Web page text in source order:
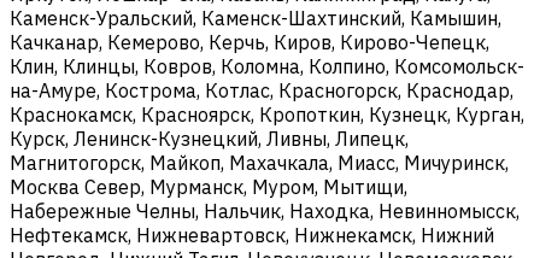
Каменск-Уральский, Каменск-Шахтинский, Камышин,
Качканар, Кемерово, Керчь, Киров, Кирово-Чепецк,
Клин, Клинцы, Ковров, Коломна, Колпино, Комсомольск-
на-Амуре, Кострома, Котлас, Красногорск, Краснодар,
Краснокамск, Красноярск, Кропоткин, Кузнецк, Курган,
Курск, Ленинск-Кузнецкий, Ливны, Липецк,
Магнитогорск, Майкоп, Махачкала, Миасс, Мичуринск,
Москва Север, Мурманск, Муром, Мытищи,
Набережные Челны, Нальчик, Находка, Невинномысск,
Нефтекамск, Нижневартовск, Нижнекамск, Нижний